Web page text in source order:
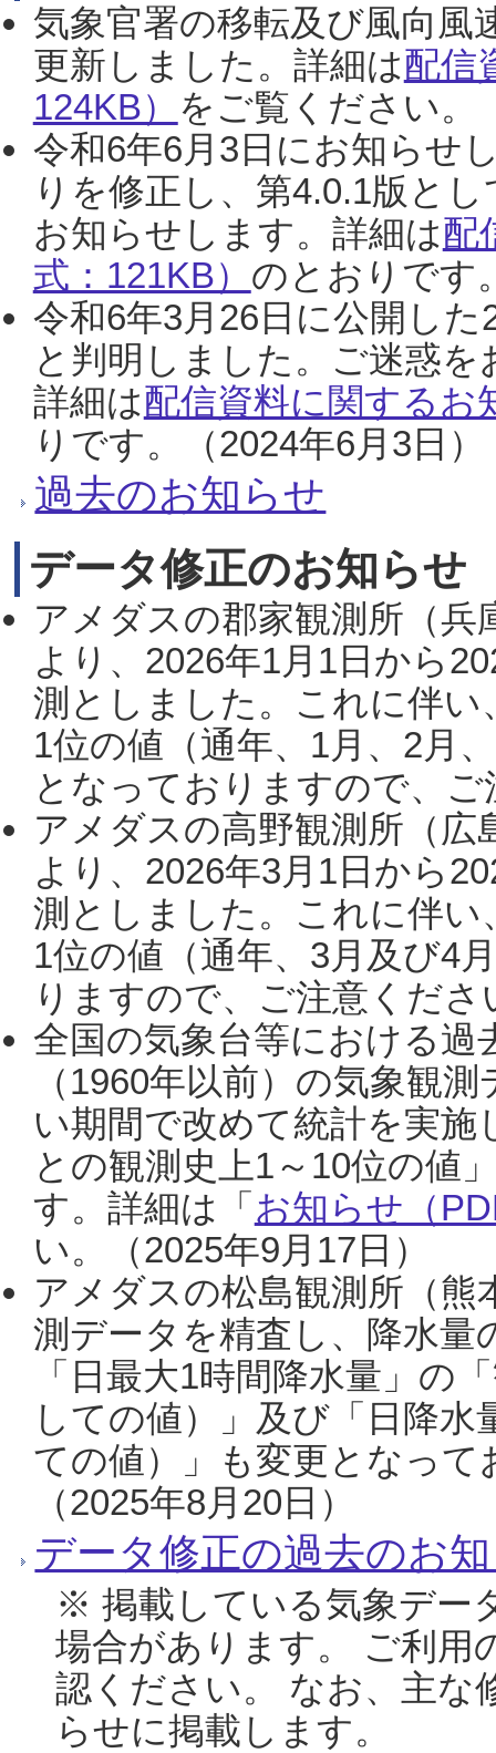
気象官署の移転及び風向風
更新しました。詳細は配信
124KB） をご覧ください。
令和6年6月3日にお知らせ
りを修正し、第4.0.1版と
お知らせします。詳細は配
式：121KB） のとおりです
令和6年3月26日に公開し
と判明しました。ご迷惑
詳細は配信資料に関するお
りです。（2024年6月3日）
過去のお知らせ
データ修正のお知らせ
アメダスの郡家観測所（
より、2026年1月1日から
測としました。これに伴い
1位の値（通年、1月、2月
となっておりますので、
アメダスの高野観測所（
より、2026年3月1日から
測としました。これに伴い
1位の値（通年、3月及び4
りますので、ご注意くだ
全国の気象台等における過
（1960年以前）の気象観
い期間で改めて統計を実
との観測史上1～10位の値
す。詳細は「 お知らせ（
い。（2025年9月17日）
アメダスの松島観測所（熊
測データを精査し、降水
「日最大1時間降水量」の
しての値）」及び「日降
ての値）」も変更となっ
（2025年8月20日）
データ修正の過去のお
※ 掲載している気象デー
場合があります。 ご利用
認ください。 なお、主な
らせに掲載します。